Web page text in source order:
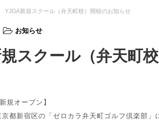
YJGA新規スクール（弁天町校）開校のお知らせ
お知らせ
スクール（弁天町
規オープン】
都新宿区の「ゼロカラ弁天町ゴルフ倶楽部」